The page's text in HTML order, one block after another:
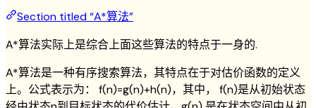
Section titled “A*算法”
A*算法实际上是综合上面这些算法的特点于一身的.
A*算法是一种有序搜索算法，其特点在于对估价函数的定义
上。公式表示为： f(n)=g(n)+h(n)，其中， f(n)是从初始状态